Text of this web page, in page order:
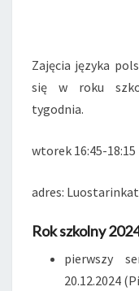
Zajęcia języka
się w roku
tygodnia.
wtorek 16:45-18:15
adres:
Rok szkolny
pierwszy
20.12.2024